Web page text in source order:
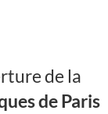
de la
de Paris